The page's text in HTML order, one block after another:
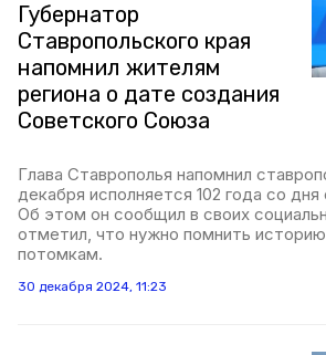
Губернатор
Ставропольского края
напомнил жителям
региона о дате создания
Советского Союза
Глава Ставрополья напомнил
декабря исполняется 102 года со
Об этом он сообщил в своих
отметил, что нужно помнить
потомкам.
30 декабря 2024, 11:23